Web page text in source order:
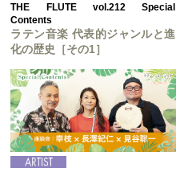
THE FLUTE vol.212 Special
Contents
ラテン音楽 代表的ジャンルと進
化の歴史［その1］